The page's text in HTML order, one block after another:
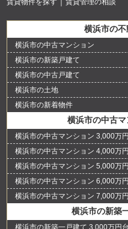
横浜市の
横浜市の中古マンション
横浜市の新築戸建て
横浜市の中古戸建て
横浜市の土地
横浜市の新着物件
横浜市の中古
横浜市の中古マンション 3,000万
横浜市の中古マンション 4,000万
横浜市の中古マンション 5,000万
横浜市の中古マンション 6,000万
横浜市の中古マンション 7,000万
横浜市の新築
横浜市の新築一戸建て 3,000万円台